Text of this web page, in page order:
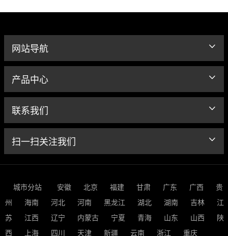
网站导航
产品中心
联系我们
扫一扫关注我们
城市分站 安徽 北京 福建 甘肃 广东 广西
贵
州
海南 河北 河南 黑龙江 湖北 湖南 吉林
江
苏
江西 辽宁 内蒙古 宁夏 青海 山东 山西
陕
西
上海 四川 天津 新疆 云南 浙江 重庆